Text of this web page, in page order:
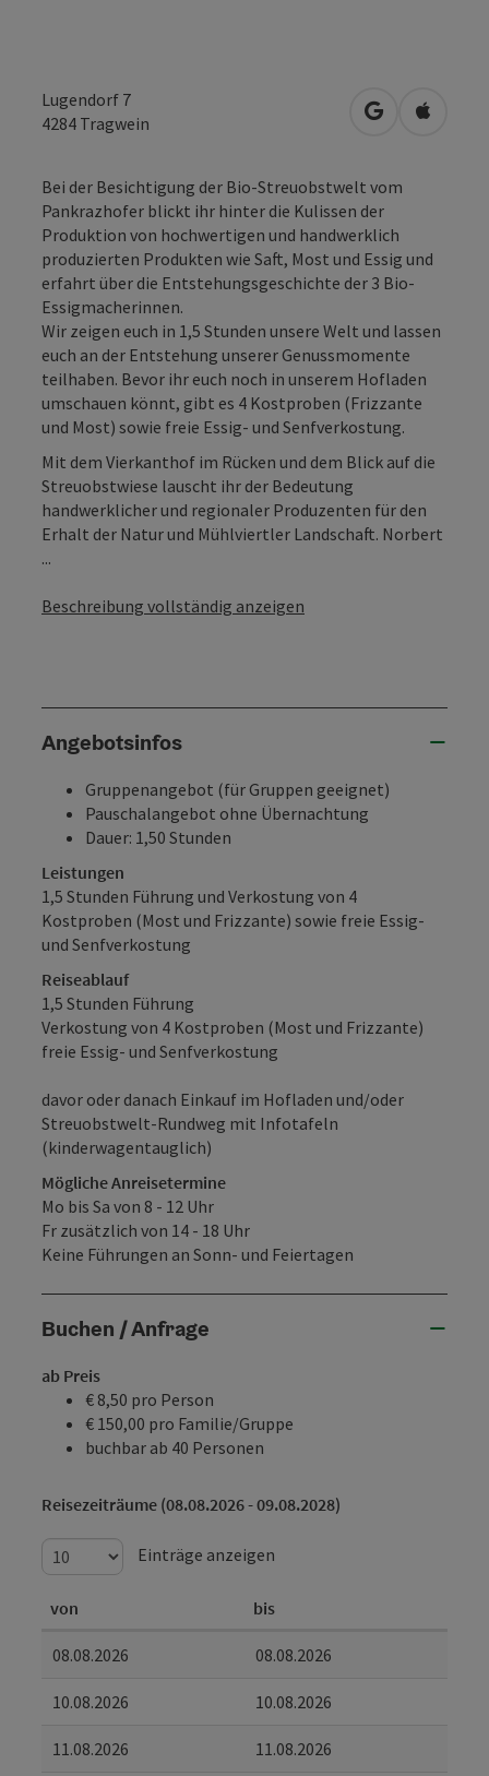
Lugendorf 7
4284 Tragwein in Google
in
Bei der Besichtigung der Bio-Streuobstwelt vom
Pankrazhofer blickt ihr hinter die Kulissen der
Produktion von hochwertigen und handwerklich
produzierten Produkten wie Saft, Most und Essig und
erfahrt über die Entstehungsgeschichte der 3 Bio-
Essigmacherinnen.
Wir zeigen euch in 1,5 Stunden unsere Welt und lassen
euch an der Entstehung unserer Genussmomente
teilhaben. Bevor ihr euch noch in unserem Hofladen
umschauen könnt, gibt es 4 Kostproben (Frizzante
und Most) sowie freie Essig- und Senfverkostung.
Mit dem Vierkanthof im Rücken und dem Blick auf die
Streuobstwiese lauscht ihr der Bedeutung
handwerklicher und regionaler Produzenten für den
Erhalt der Natur und Mühlviertler Landschaft. Norbert
...
Beschreibung vollständig anzeigen
Angebotsinfos
Gruppenangebot (für Gruppen geeignet)
Pauschalangebot ohne Übernachtung
Dauer: 1,50 Stunden
Leistungen
1,5 Stunden Führung und Verkostung von 4
Kostproben (Most und Frizzante) sowie freie Essig-
und Senfverkostung
Reiseablauf
1,5 Stunden Führung
Verkostung von 4 Kostproben (Most und Frizzante)
freie Essig- und Senfverkostung
davor oder danach Einkauf im Hofladen und/oder
Streuobstwelt-Rundweg mit Infotafeln
(kinderwagentauglich)
Mögliche Anreisetermine
Mo bis Sa von 8 - 12 Uhr
Fr zusätzlich von 14 - 18 Uhr
Keine Führungen an Sonn- und Feiertagen
Buchen / Anfrage
ab Preis
€ 8,50 pro Person
€ 150,00 pro Familie/Gruppe
buchbar ab 40 Personen
Reisezeiträume (08.08.2026 - 09.08.2028)
Einträge anzeigen
von bis
08.08.2026 08.08.2026
10.08.2026 10.08.2026
11.08.2026 11.08.2026